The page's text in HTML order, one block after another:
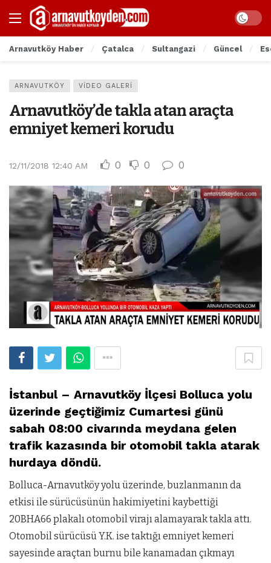
Arnavutköy Haber Çatalca Sultangazi Güncel
ARNAVUTKÖY VIDEO GALERI
Arnavutköy’de takla atan araçta
emniyet kemeri korudu
12/11/2018 12:40 AM 0 0 0
İstanbul – Arnavutköy İlçesi Bolluca yolu
üzerinde geçtiğimiz Cumartesi günü
sabah 08:00 civarında meydana gelen
trafik kazasında bir otomobil takla atarak
hurdaya döndü.
Bolluca-Arnavutköy yolu üzerinde, buzlanmanın da
etkisi ile sürücüsünün hakimiyetini kaybettiği
20BHA66 plakalı otomobil virajı alamayarak takla attı.
Otomobil sürücüsü Y.K. ise taktığı emniyet kemeri
sayesinde araçtan burnu bile kanamadan çıkmayı